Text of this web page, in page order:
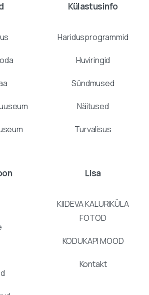
Külastusinfo
Haridusprogrammid
Huviringid
Sündmused
Näitused
Turvalisus
Lisa
KIIDEVA KALURIKÜLA
FOTOD
KODUKAPI MOOD
Kontakt